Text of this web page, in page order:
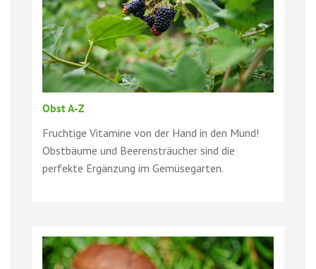
Obst A-Z
Fruchtige Vitamine von der Hand in den Mund!
Obstbäume und Beerensträucher sind die
perfekte Ergänzung im Gemüsegarten.